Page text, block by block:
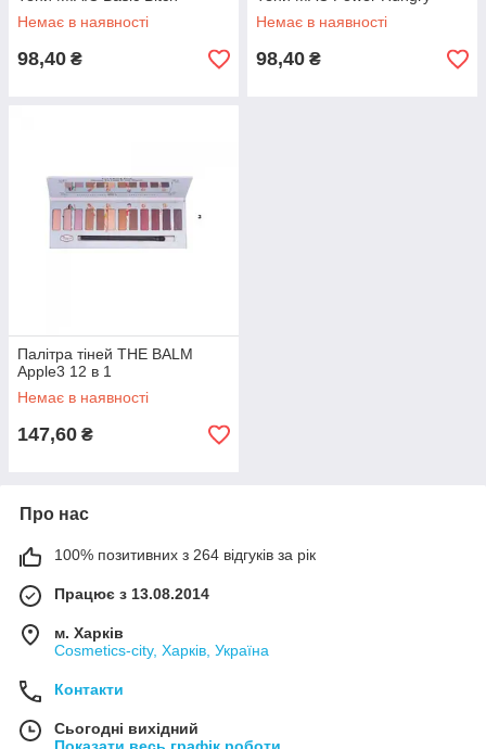
Немає в наявності
98,40 ₴
Немає в наявності
98,40 ₴
Палітра тіней THE BALM
Apple3 12 в 1
Немає в наявності
147,60 ₴
Про нас
100% позитивних з 264 відгуків за рік
Працює з 13.08.2014
м. Харків
Cosmetics-city, Харків, Україна
Контакти
Сьогодні вихідний